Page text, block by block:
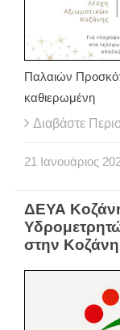
Παλαιών
καθιερωμένη
Διαβάστε
21 Ιανουάριος
ΔΕΥΑ
στην Κοζάνη